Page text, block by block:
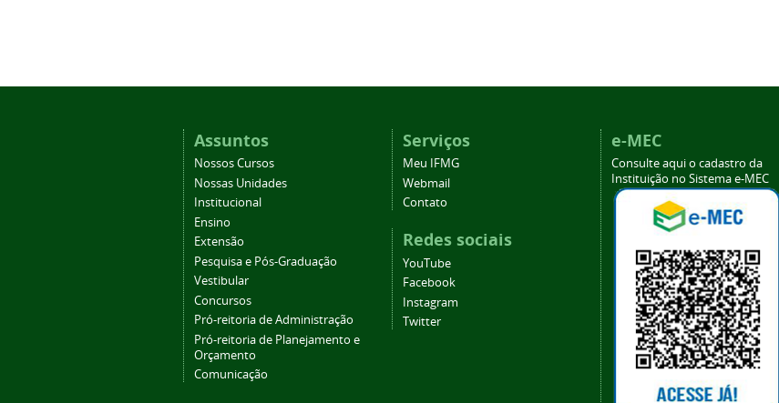
Assuntos
Nossos Cursos
Nossas Unidades
Institucional
Ensino
Extensão
Pesquisa e Pós-Graduação
Vestibular
Concursos
Pró-reitoria de Administração
Pró-reitoria de Planejamento e
Orçamento
Comunicação
Serviços
Meu IFMG
Webmail
Contato
Redes sociais
YouTube
Facebook
Instagram
Twitter
e-MEC
Consulte aqui o cadastro da
Instituição no Sistema e-MEC